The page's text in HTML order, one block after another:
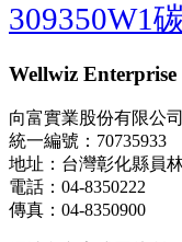
309350W1
Wellwiz
向富實業股份有限公司
統一編號：70735933
地址：台灣彰化縣員
電話：04-8350222
傳真：04-8350900